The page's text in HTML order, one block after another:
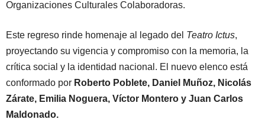
Organizaciones Culturales Colaboradoras.
Este regreso rinde homenaje al legado del Teatro Ictus,
proyectando su vigencia y compromiso con la memoria, la
crítica social y la identidad nacional. El nuevo elenco está
conformado por Roberto Poblete, Daniel Muñoz, Nicolás
Zárate, Emilia Noguera, Víctor Montero y Juan Carlos
Maldonado.